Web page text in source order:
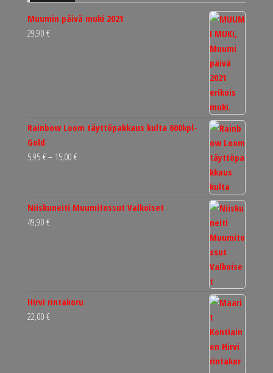
Muumin päivä muki 2021
29,90 €
Rainbow Loom täyttöpakkaus kulta 600kpl-
Gold
5,95 €– 15,00 €Hintaluokka:
Niiskuneiti Muumitossut Valkoiset
49,90 €
Hirvi rintakoru
22,00 €